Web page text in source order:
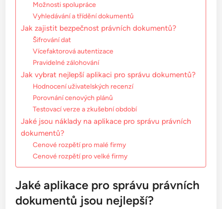
Možnosti spolupráce
Vyhledávání a třídění dokumentů
Jak zajistit bezpečnost právních dokumentů?
Šifrování dat
Vícefaktorová autentizace
Pravidelné zálohování
Jak vybrat nejlepší aplikaci pro správu dokumentů?
Hodnocení uživatelských recenzí
Porovnání cenových plánů
Testovací verze a zkušební období
Jaké jsou náklady na aplikace pro správu právních
dokumentů?
Cenové rozpětí pro malé firmy
Cenové rozpětí pro velké firmy
Jaké aplikace pro správu právních
dokumentů jsou nejlepší?